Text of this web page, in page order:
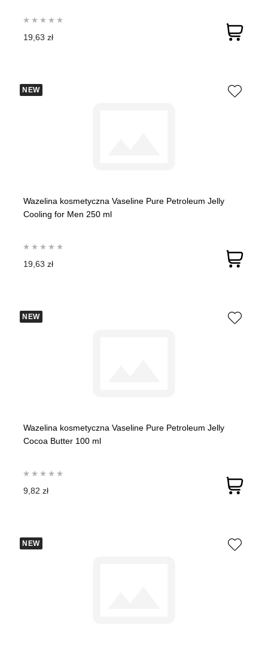
19,63 zł
NEW
Wazelina kosmetyczna Vaseline Pure Petroleum Jelly
Cooling for Men 250 ml
19,63 zł
NEW
Wazelina kosmetyczna Vaseline Pure Petroleum Jelly
Cocoa Butter 100 ml
9,82 zł
NEW